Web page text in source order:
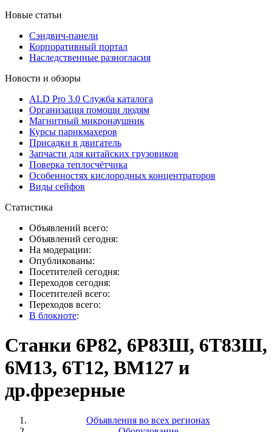
Новые статьи
Сэндвич-панели
Корпоративный портал
Наследственные разногласия
Новости и обзоры
ALD Pro 3.0 Служба каталога
Организация помощи людям
Магнитный микронаушник
Курсы парикмахеров
Присадки в двигатель
Запчасти для китайских грузовиков
Поверка теплосчётчика
Особенностях кислородных концентраторов
Виды сейфов
Статистика
Объявлений всего:
Объявлений сегодня:
На модерации:
Опубликованы:
Посетителей сегодня:
Переходов сегодня:
Посетителей всего:
Переходов всего:
В блокноте:
Станки 6Р82, 6Р83Ш, 6Т83Ш,
6М13, 6Т12, ВМ127 и
др.фрезерные
Объявления во всех регионах